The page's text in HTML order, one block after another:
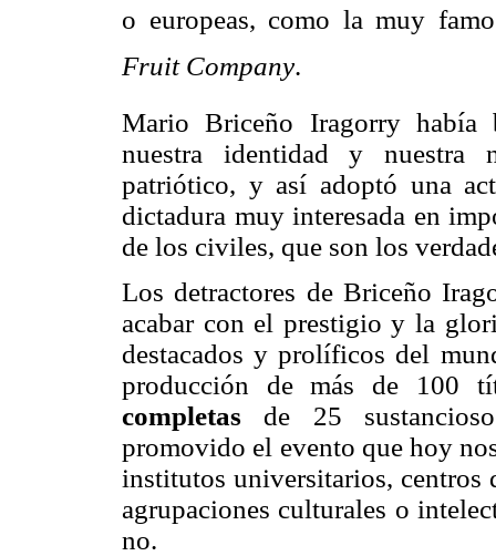
o europeas, como la muy
Fruit Company.
Mario Briceño Iragorry había
nuestra identidad y nuestra
patriótico, y así adoptó una
dictadura muy interesada en
de los civiles, que son los
Los detractores de Briceño
acabar con el prestigio y la
destacados y prolíficos del
producción de más de 100
completas de 25
promovido el evento que hoy
institutos universitarios, centros
agrupaciones culturales o
no.